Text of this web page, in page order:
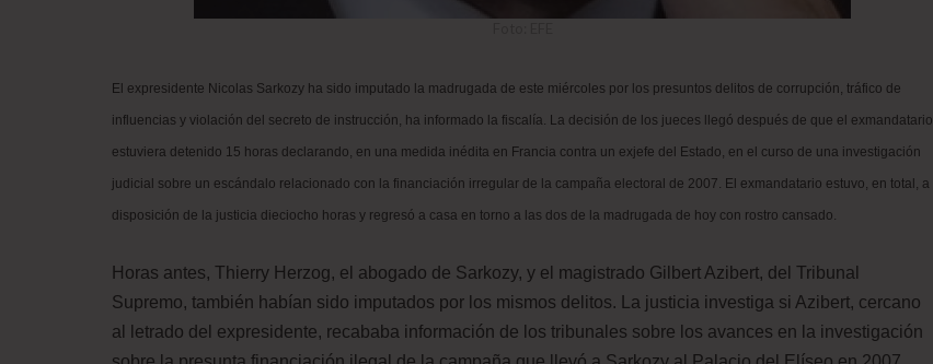
El expresidente Nicolas Sarkozy ha sido imputado la madrugada de este miércoles por los presuntos delitos de corrupción, tráfico de
influencias y violación del secreto de instrucción, ha informado la fiscalía. La decisión de los jueces llegó después de que el exmandatario
estuviera detenido 15 horas declarando, en una medida inédita en Francia contra un exjefe del Estado, en el curso de una investigación
judicial sobre un escándalo relacionado con la financiación irregular de la campaña electoral de 2007. El exmandatario estuvo, en total, a
disposición de la justicia dieciocho horas y regresó a casa en torno a las dos de la madrugada de hoy con rostro cansado.
Horas antes, Thierry Herzog, el abogado de Sarkozy, y el magistrado Gilbert Azibert, del Tribunal
Supremo, también habían sido imputados por los mismos delitos. La justicia investiga si Azibert, cercano
al letrado del expresidente, recababa información de los tribunales sobre los avances en la investigación